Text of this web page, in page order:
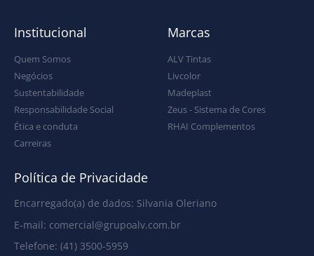
Institucional
Quem Somos
Negócios
Sustentabilidade
Responsabilidade Social
Ética e conduta
Carreiras
Marcas
ALV Tintas
Livcolor
Madeplast
Zeus - Sistema de Cores
RHAI Complementos
Política de Privacidade
Encarregado(a) de dados: Silvania Oleriano
E-mail: comercial@grupoalv.com.br
Telefone: (41) 3500-5959